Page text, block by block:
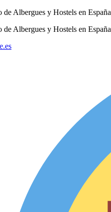
Albergues y Hostels en España
Albergues y Hostels en España